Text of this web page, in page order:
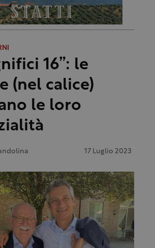
16”: le
(nel calice)
le loro
17 Luglio 2023